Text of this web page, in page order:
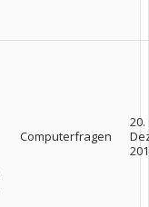
Computerfragen
20.